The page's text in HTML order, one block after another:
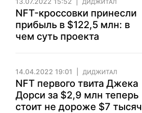
ДИДЖИТАЛ
NFT-кроссовки принесли
прибыль в $122,5 млн: в
чем суть проекта
14.04.2022 19:01 ДИДЖИТАЛ
NFT первого твита Джека
Дорси за $2,9 млн теперь
стоит не дороже $7 тысяч